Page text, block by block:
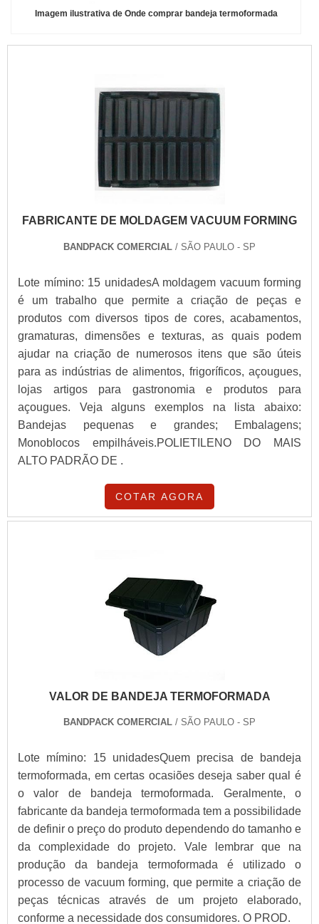
Imagem ilustrativa de Onde comprar bandeja termoformada
FABRICANTE DE MOLDAGEM VACUUM FORMING
BANDPACK COMERCIAL / SÃO PAULO - SP
Lote mímino: 15 unidadesA moldagem vacuum forming
é um trabalho que permite a criação de peças e
produtos com diversos tipos de cores, acabamentos,
gramaturas, dimensões e texturas, as quais podem
ajudar na criação de numerosos itens que são úteis
para as indústrias de alimentos, frigoríficos, açougues,
lojas artigos para gastronomia e produtos para
açougues. Veja alguns exemplos na lista abaixo:
Bandejas pequenas e grandes; Embalagens;
Monoblocos empilháveis.POLIETILENO DO MAIS
ALTO PADRÃO DE .
COTAR AGORA
VALOR DE BANDEJA TERMOFORMADA
BANDPACK COMERCIAL / SÃO PAULO - SP
Lote mímino: 15 unidadesQuem precisa de bandeja
termoformada, em certas ocasiões deseja saber qual é
o valor de bandeja termoformada. Geralmente, o
fabricante da bandeja termoformada tem a possibilidade
de definir o preço do produto dependendo do tamanho e
da complexidade do projeto. Vale lembrar que na
produção da bandeja termoformada é utilizado o
processo de vacuum forming, que permite a criação de
peças técnicas através de um projeto elaborado,
conforme a necessidade dos consumidores. O PROD.